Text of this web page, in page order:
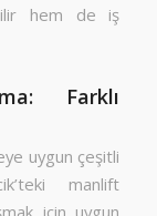
hem de iş
Farklı
uygun çeşitli
manlift
için uygun